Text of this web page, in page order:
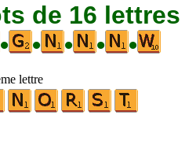
de 16 lettres
• • • • •
lettre